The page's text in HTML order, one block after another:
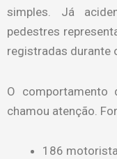
simples. Já
pedestres
registradas durante
O comportamento
chamou atenção.
186